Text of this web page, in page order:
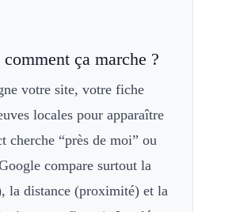
ça marche ?
votre site, votre fiche
locales pour apparaître
cherche “près de moi” ou
compare surtout la
la distance (proximité) et la